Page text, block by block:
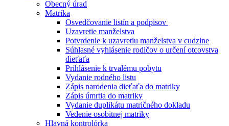
Obecný úrad
Matrika
Osvedčovanie listín a podpisov
Uzavretie manželstva
Potvrdenie k uzavretiu manželstva v cudzine
Súhlasné vyhlásenie rodičov o určení otcovstva
dieťaťa
Prihlásenie k trvalému pobytu
Vydanie rodného listu
Zápis narodenia dieťaťa do matriky
Zápis úmrtia do matriky
Vydanie duplikátu matričného dokladu
Vedenie osobitnej matriky
Hlavná kontrolórka